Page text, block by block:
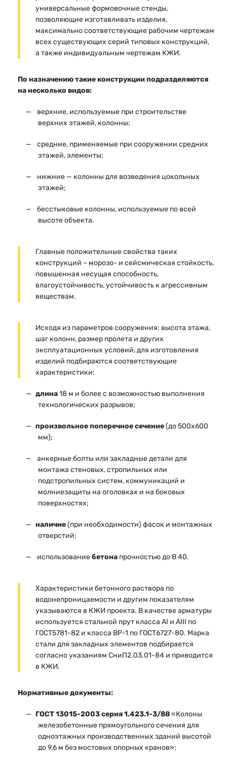
универсальные формовочные стенды,
позволяющие изготавливать изделия,
максимально соответствующие рабочим чертежам
всех существующих серий типовых конструкций,
а также индивидуальным чертежам КЖИ.
По назначению такие конструкции подразделяются
на несколько видов:
верхние, используемые при строительстве
верхних этажей, колонны;
средние, применяемые при сооружении средних
этажей, элементы;
нижние — колонны для возведения цокольных
этажей;
бесстыковые колонны, используемые по всей
высоте объекта.
Главные положительные свойства таких
конструкций – морозо- и сейсмическая стойкость,
повышенная несущая способность,
влагоустойчивость, устойчивость к агрессивным
веществам.
Исходя из параметров сооружения: высота этажа,
шаг колонн, размер пролета и других
эксплуатационных условий, для изготовления
изделий подбираются соответствующие
характеристики:
длина18 м и более с возможностью выполнения
технологических разрывов;
произвольное поперечное сечение(до 500x600
мм);
анкерные болты или закладные детали для
монтажа стеновых, стропильных или
подстропильных систем, коммуникаций и
молниезащиты на оголовках и на боковых
поверхностях;
наличие(при необходимости) фасок и монтажных
отверстий;
использованиебетона прочностью до В 40.
Характеристики бетонного раствора по
водонепроницаемости и другим показателям
указываются в КЖИ проекта. В качестве арматуры
используется стальной прут класса AI и AIII по
ГОСТ5781-82 и класса ВР-1 по ГОСТ6727-80. Марка
стали для закладных элементов подбирается
согласно указаниям СниП2.03.01-84 и приводится
в КЖИ.
Нормативные документы:
ГОСТ 13015-2003 серия 1.423.1-3/88«Колоны
железобетонные прямоугольного сечения для
одноэтажных производственных зданий высотой
до 9,6 м без мостовых опорных кранов»;